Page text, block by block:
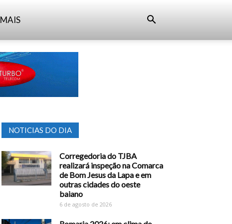
MAIS
NOTICIAS DO DIA
Corregedoria do TJBA
realizará inspeção na Comarca
de Bom Jesus da Lapa e em
outras cidades do oeste
baiano
6 de agosto de 2026